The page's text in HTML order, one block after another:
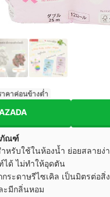
าคาค่อนข้างต่ำ
ภัณฑ์
ำหรับใช้ในห้องน้ำ ย่อยสลายง่
ด้ ไม่ทำให้อุดตัน
กระดาษรีไซเคิล เป็นมิตรต่อสิ่
ะมีกลิ่นหอม